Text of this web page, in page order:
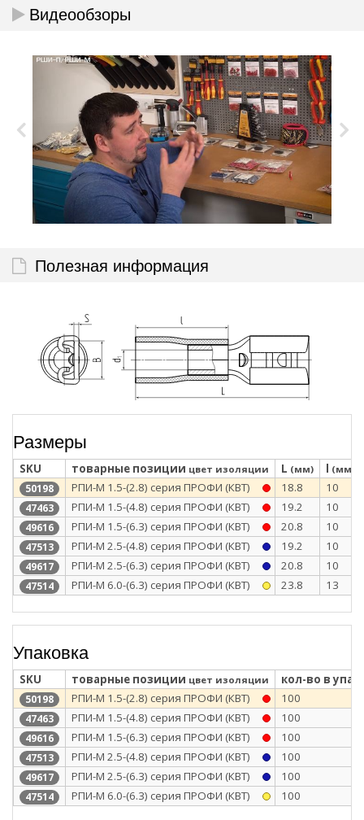
Видеообзоры
Полезная информация
Размеры
SKU товарные позиции цвет изоляции L (мм) l (мм)
50198 РПИ-М 1.5-(2.8) серия ПРОФИ (КВТ) 18.8 10
47463 РПИ-М 1.5-(4.8) серия ПРОФИ (КВТ) 19.2 10
49616 РПИ-М 1.5-(6.3) серия ПРОФИ (КВТ) 20.8 10
47513 РПИ-М 2.5-(4.8) серия ПРОФИ (КВТ) 19.2 10
49617 РПИ-М 2.5-(6.3) серия ПРОФИ (КВТ) 20.8 10
47514 РПИ-М 6.0-(6.3) серия ПРОФИ (КВТ) 23.8 13
Упаковка
SKU товарные позиции цвет изоляции кол-во в
50198 РПИ-М 1.5-(2.8) серия ПРОФИ (КВТ) 100
47463 РПИ-М 1.5-(4.8) серия ПРОФИ (КВТ) 100
49616 РПИ-М 1.5-(6.3) серия ПРОФИ (КВТ) 100
47513 РПИ-М 2.5-(4.8) серия ПРОФИ (КВТ) 100
49617 РПИ-М 2.5-(6.3) серия ПРОФИ (КВТ) 100
47514 РПИ-М 6.0-(6.3) серия ПРОФИ (КВТ) 100